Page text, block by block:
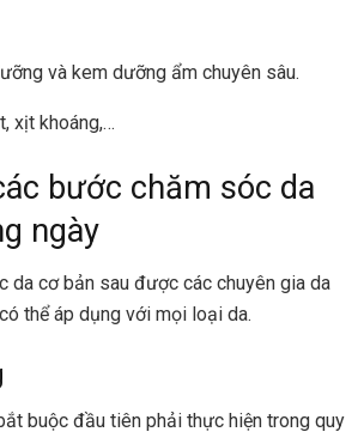
và kem dưỡng ẩm chuyên sâu.
xịt khoáng,…
bước chăm sóc da
ngày
da cơ bản sau được các chuyên gia da
thể áp dụng với mọi loại da.
buộc đầu tiên phải thực hiện trong quy